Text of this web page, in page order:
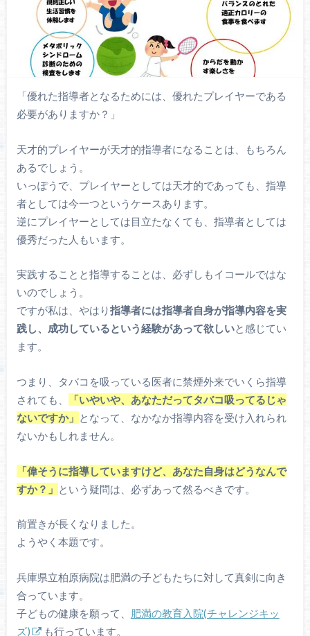
「優れた指導者となるためには、優れたプレイヤーである
必要がありますか？」
天才的プレイヤーが天才的指導者になることは、もちろん
あるでしょう。
いっぽうで、プレイヤーとしては天才的であっても、指導
者としては今一つというケースあります。
逆にプレイヤーとしては目立たなくても、指導者としては
優秀だった人もいます。
実践することと指導することは、必ずしもイコールではな
いのでしょう。
ですが私は、やはり指導者には指導者自身が指導内容を実
践し、成功しているという経験があって欲しいと感じてい
ます。
つまり、タバコを吸っている医者に禁煙外来でいくら指導
されても、
「いやいや、あなただってタバコ吸ってるじゃ
ないですか」 となって、なかなか指導内容を受け入れられ
ないかもしれません。
「偉そうに指導していますけど、あなた自身はどうなんで
すか？」
という疑問は、必ずあって然るべきです。
前置きが長くなりました。
ようやく本題です。
兵庫県立柏原病院は肥満の子どもたちに対して真剣に向き
合っています。
子どもの健康を願って、 肥満の教育入院(チャレンジキッ
ズ)
も行っています。